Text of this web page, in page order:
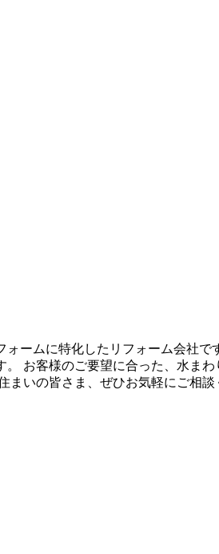
ームに特化したリフォーム会社
お客様のご要望に合った、水ま
いの皆さま、ぜひお気軽にご相談